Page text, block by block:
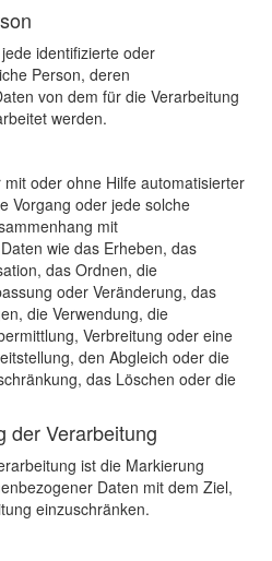
identifizierte oder
Person, deren
von dem für die Verarbeitung
werden.
oder ohne Hilfe automatisierter
Vorgang oder jede solche
mit
wie das Erheben, das
das Ordnen, die
oder Veränderung, das
die Verwendung, die
Verbreitung oder eine
den Abgleich oder die
das Löschen oder die
der Verarbeitung
ist die Markierung
Daten mit dem Ziel,
einzuschränken.